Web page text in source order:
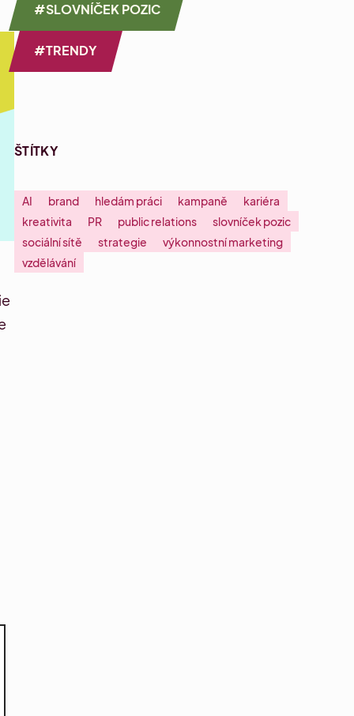
#SLOVNÍČEK POZIC
#TRENDY
ŠTÍTKY
AI brand hledám práci kampaně
kariéra
kreativita
PR public relations
slovníček pozic
sociální sítě
strategie
výkonnostní marketing
vzdělávání